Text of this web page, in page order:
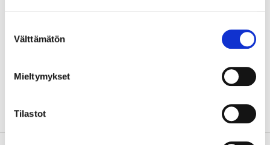
valinta
Välttämätön
Mieltymykset
Tilastot